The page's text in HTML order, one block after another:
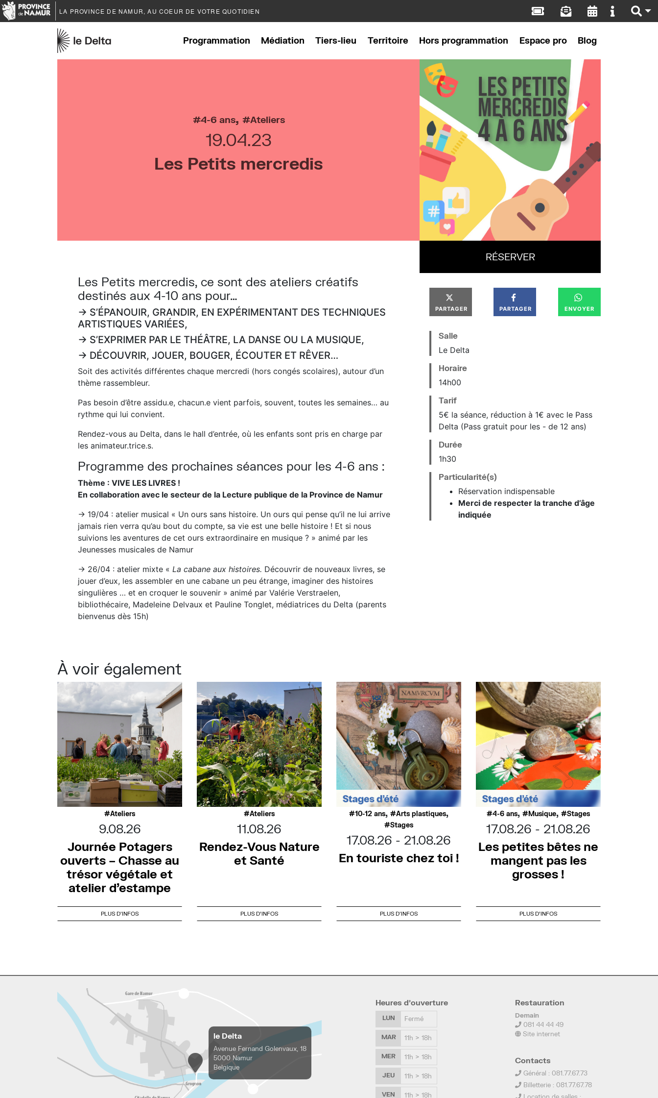
LA PROVINCE DE NAMUR, AU COEUR DE VOTRE QUOTIDIEN
Programmation Médiation Tiers-lieu Territoire Hors programmation Espace pro Blog
4-6 ans, Ateliers
19.04.23
Les Petits mercredis
Les Petits mercredis, ce sont des ateliers créatifs
destinés aux 4-10 ans pour…
→ S’ÉPANOUIR, GRANDIR, EN EXPÉRIMENTANT DES TECHNIQUES
ARTISTIQUES VARIÉES,
→ S’EXPRIMER PAR LE THÉÂTRE, LA DANSE OU LA MUSIQUE,
→ DÉCOUVRIR, JOUER, BOUGER, ÉCOUTER ET RÊVER…
Soit des activités différentes chaque mercredi (hors congés scolaires), autour d’un
thème rassembleur.
Pas besoin d’être assidu.e, chacun.e vient parfois, souvent, toutes les semaines… au
rythme qui lui convient.
Rendez-vous au Delta, dans le hall d’entrée, où les enfants sont pris en charge par
les animateur.trice.s.
Programme des prochaines séances pour les 4-6 ans :
Thème : VIVE LES LIVRES !
En collaboration avec le secteur de la Lecture publique de la Province de Namur
→ 19/04 : atelier musical « Un ours sans histoire. Un ours qui pense qu’il ne lui arrive
jamais rien verra qu’au bout du compte, sa vie est une belle histoire ! Et si nous
suivions les aventures de cet ours extraordinaire en musique ? » animé par les
Jeunesses musicales de Namur
→ 26/04 : atelier mixte « La cabane aux histoires. Découvrir de nouveaux livres, se
jouer d’eux, les assembler en une cabane un peu étrange, imaginer des histoires
singulières … et en croquer le souvenir » animé par Valérie Verstraelen,
bibliothécaire, Madeleine Delvaux et Pauline Tonglet, médiatrices du Delta (parents
bienvenus dès 15h)
RÉSERVER
PARTAGER PARTAGER ENVOYER
Salle
Le Delta
Horaire
14h00
Tarif
5€ la séance, réduction à 1€ avec le Pass
Delta (Pass gratuit pour les - de 12 ans)
Durée
1h30
Particularité(s)
Réservation indispensable
Merci de respecter la tranche d’âge
indiquée
À voir également
Ateliers
9.08.26
Journée Potagers
ouverts – Chasse au
trésor végétale et
atelier d’estampe
PLUS D'INFOS
Ateliers
11.08.26
Rendez-Vous Nature
et Santé
PLUS D'INFOS
10-12 ans, Arts plastiques,
Stages
17.08.26
21.08.26
En touriste chez toi !
PLUS D'INFOS
4-6 ans, Musique, Stages
17.08.26
21.08.26
Les petites bêtes ne
mangent pas les
grosses !
PLUS D'INFOS
le Delta
Avenue Fernand Golenvaux, 18
5000 Namur
Belgique
Heures d’ouverture
LUN Fermé
MAR 11h > 18h
MER 11h > 18h
JEU 11h > 18h
VEN 11h > 18h
Restauration
Demain
081 44 44 49
Site internet
Contacts
Général : 081.77.67.73
Billetterie : 081.77.67.78